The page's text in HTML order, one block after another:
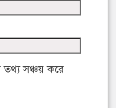
সঞ্চয় করে